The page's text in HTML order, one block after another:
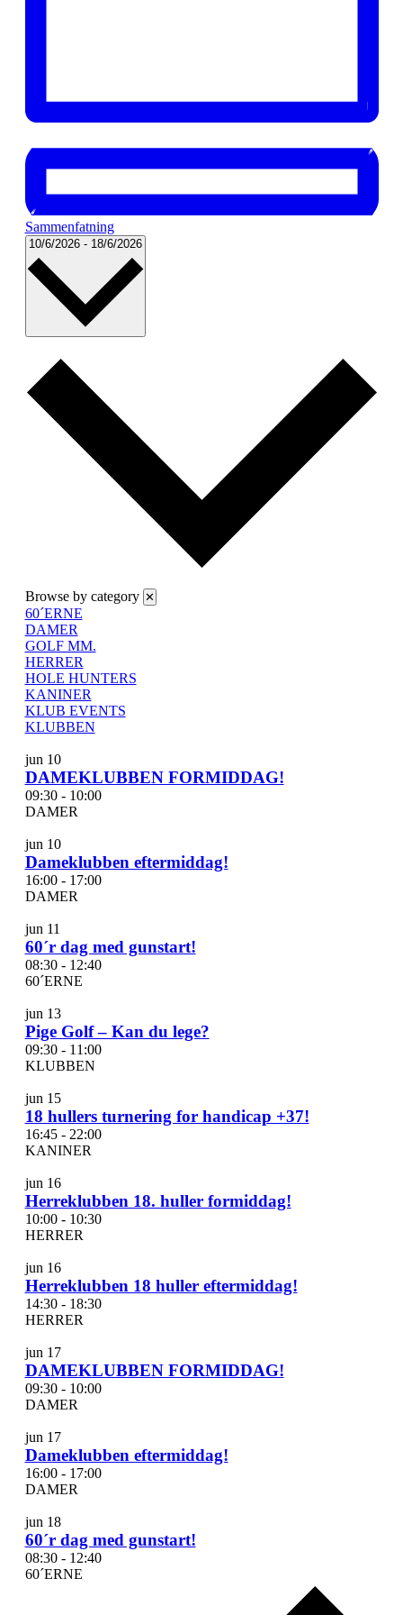
Sammenfatning
10/6/2026 - 18/6/2026 Vælg
Browse by category ✕
60´ERNE
DAMER
GOLF MM.
HERRER
HOLE HUNTERS
KANINER
KLUB EVENTS
KLUBBEN
of
events
in
Photo
View
jun 10
DAMEKLUBBEN FORMIDDAG!
09:30 - 10:00
DAMER
jun 10
Dameklubben eftermiddag!
16:00 - 17:00
DAMER
jun 11
60´r dag med gunstart!
08:30 - 12:40
60´ERNE
jun 13
Pige Golf – Kan du lege?
09:30 - 11:00
KLUBBEN
jun 15
18 hullers turnering for handicap +37!
16:45 - 22:00
KANINER
jun 16
Herreklubben 18. huller formiddag!
10:00 - 10:30
HERRER
jun 16
Herreklubben 18 huller eftermiddag!
14:30 - 18:30
HERRER
jun 17
DAMEKLUBBEN FORMIDDAG!
09:30 - 10:00
DAMER
jun 17
Dameklubben eftermiddag!
16:00 - 17:00
DAMER
jun 18
60´r dag med gunstart!
08:30 - 12:40
60´ERNE